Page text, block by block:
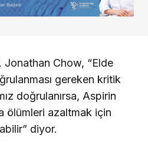
Jonathan Chow, “Elde
gereken kritik
doğrulanırsa, Aspirin
ölümleri azaltmak için
diyor.